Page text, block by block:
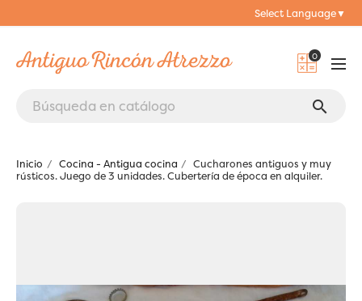
Select Language▼
0
search
Inicio Cocina - Antigua cocina
Cucharones antiguos y muy
rústicos. Juego de 3 unidades. Cubertería de época en alquiler.